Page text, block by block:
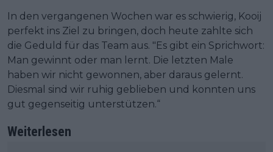
In den vergangenen Wochen war es schwierig, Kooij
perfekt ins Ziel zu bringen, doch heute zahlte sich
die Geduld für das Team aus. "Es gibt ein Sprichwort:
Man gewinnt oder man lernt. Die letzten Male
haben wir nicht gewonnen, aber daraus gelernt.
Diesmal sind wir ruhig geblieben und konnten uns
gut gegenseitig unterstützen.“
Weiterlesen